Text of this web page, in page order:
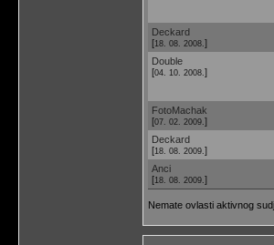
Deckard
[18. 08. 2008. ]
Double
[04. 10. 2008. ]
FotoMachak
[07. 02. 2009. ]
Deckard
[18. 08. 2009. ]
Anci
[18. 08. 2009. ]
Nemate ovlasti aktivnog